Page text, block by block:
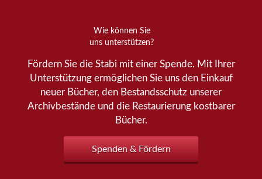
Wie können Sie
uns unterstützen?
Fördern Sie die Stabi mit einer Spende. Mit Ihrer
Unterstützung ermöglichen Sie uns den Einkauf
neuer Bücher, den Bestandsschutz unserer
Archivbestände und die Restaurierung kostbarer
Bücher.
Spenden & Fördern